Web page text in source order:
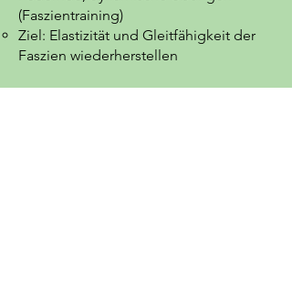
(Faszientraining)
Ziel: Elastizität und Gleitfähigkeit der
Faszien wiederherstellen